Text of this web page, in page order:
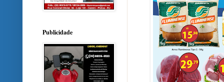
Publicidade